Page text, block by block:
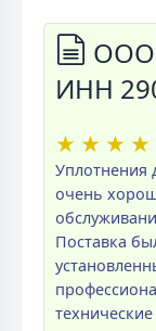
ООО
ИНН
★ ★ ★ ★
Уплотнения
очень
Поставка